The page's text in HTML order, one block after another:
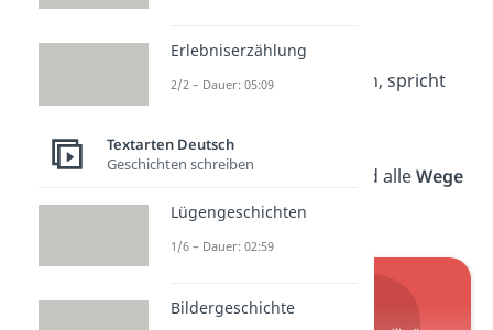
„WennWorte
fehlen, spricht
„Mit der Familie sind alleWege
kürzer.“
Erlebniserzählung
2/2 – Dauer: 05:09
Textarten Deutsch
Geschichten schreiben
Lügengeschichten
1/6 – Dauer: 02:59
Bildergeschichte